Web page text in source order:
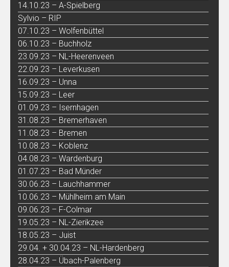
14.10.23 – A-Spielberg
Sylvio – RIP
07.10.23 – Wolfenbüttel
06.10.23 – Buchholz
23.09.23 – NL-Heerenveen
22.09.23 – Leverkusen
16.09.23 – Unna
15.09.23 – Leer
01.09.23 – Isernhagen
31.08.23 – Bremerhaven
11.08.23 – Bremen
10.08.23 – Koblenz
04.08.23 – Wardenburg
01.07.23 – Bad Münder
30.06.23 – Lauchhammer
10.06.23 – Mühlheim am Main
09.06.23 – F-Colmar
19.05.23 – NL-Zierikzee
18.05.23 – Juist
29.04. + 30.04.23 – NL-Hardenberg
28.04.23 – Übach-Palenberg